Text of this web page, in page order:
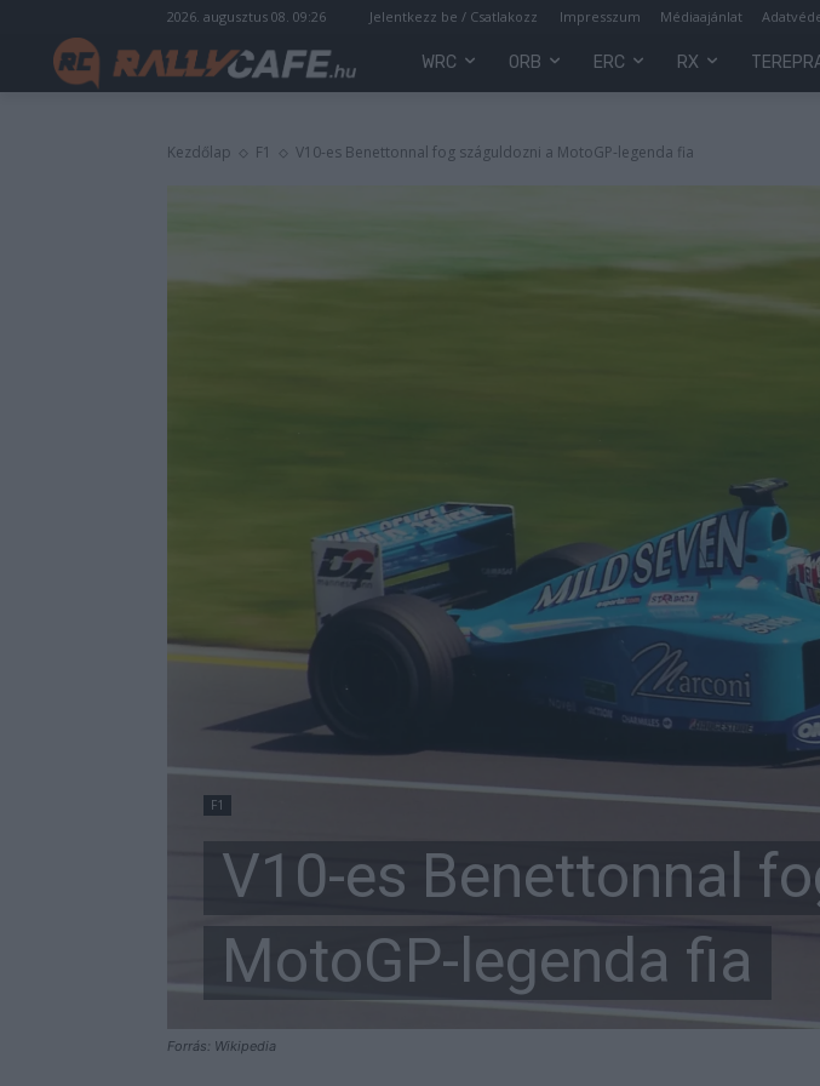
2026. augusztus 08. 09:26 Jelentkezz be / Csatlakozz Impresszum Médiaajánlat
WRC ORB ERC RX
Kezdőlap F1 V10-es Benettonnal fog száguldozni a MotoGP-legenda fia
Forrás: Wikipedia
F1
V10-es Benettonnal
MotoGP-legenda fia